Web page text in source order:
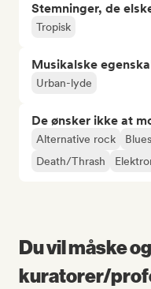
Stemninger, de
Tropisk
Musikalske
Urban-lyde
De ønsker ikke at
Alternative rock Blues
Death/Thrash
Du vil måske
kuratorer/